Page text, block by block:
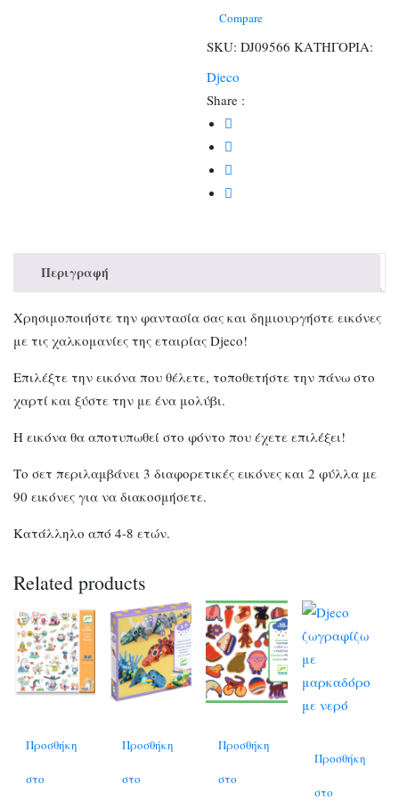
Compare
SKU: DJ09566 ΚΑΤΗΓΟΡΙΑ:
Djeco
Share :
Περιγραφή
Χρησιμοποιήστε την φαντασία σας και δημιουργήστε εικόνες
με τις χαλκομανίες της εταιρίας Djeco!
Επιλέξτε την εικόνα που θέλετε, τοποθετήστε την πάνω στο
χαρτί και ξύστε την με ένα μολύβι.
Η εικόνα θα αποτυπωθεί στο φόντο που έχετε επιλέξει!
Το σετ περιλαμβάνει 3 διαφορετικές εικόνες και 2 φύλλα με
90 εικόνες για να διακοσμήσετε.
Κατάλληλο από 4-8 ετών.
Related products
Προσθήκη
στο
Προσθήκη
στο
Προσθήκη
στο
Προσθήκη
στο